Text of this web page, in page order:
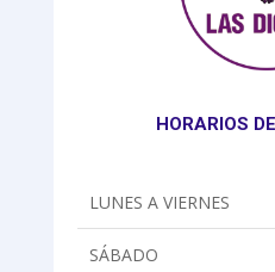
HORARIOS
LUNES A VIERNES
SÁBADO